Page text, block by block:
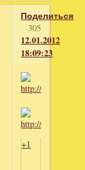
Поделиться
305
12.01.2012
18:09:23
+1